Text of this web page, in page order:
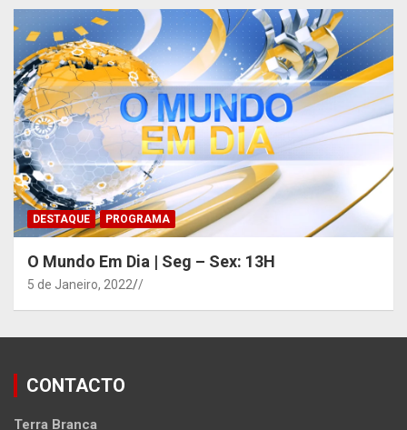
DESTAQUE PROGRAMA
O Mundo Em Dia | Seg – Sex: 13H
5 de Janeiro, 2022 /
CONTACTO
Terra Branca